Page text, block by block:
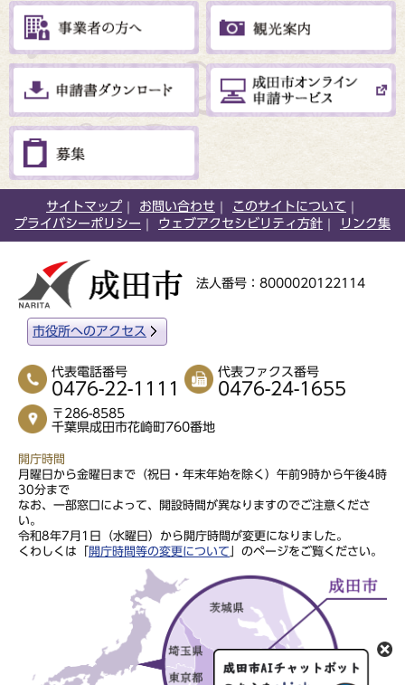
サイトマップ お問い合わせ
このサイトについて
プライバシーポリシー
ウェブアクセシビリティ方針 リンク集
法人番号：8000020122114
市役所へのアクセス
代表電話番号
0476-22-1111
代表ファクス番号
0476-24-1655
〒286-8585
千葉県成田市花崎町760番地
開庁時間
月曜日から金曜日まで（祝日・年末年始を除く）午前9時から午後4時
30分まで
なお、一部窓口によって、開設時間が異なりますのでご注意くださ
い。
令和8年7月1日（水曜日）から開庁時間が変更になりました。
くわしくは「
開庁時間等の変更について 」のページをご覧ください。